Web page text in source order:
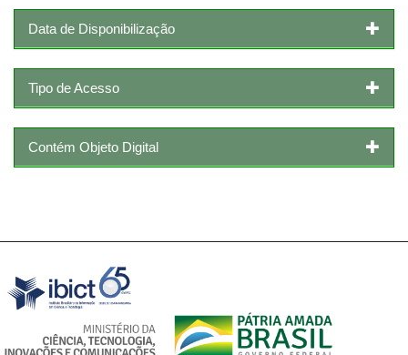
Data de Disponibilização
Tipo de Acesso
Contém Objeto Digital